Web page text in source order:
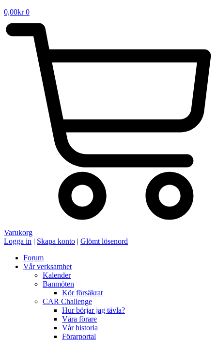
0,00kr 0
Varukorg
Logga in | Skapa konto | Glömt lösenord
Forum
Vår verksamhet
Kalender
Banmöten
Kör försäkrat
CAR Challenge
Hur börjar jag tävla?
Våra förare
Vår historia
Förarportal